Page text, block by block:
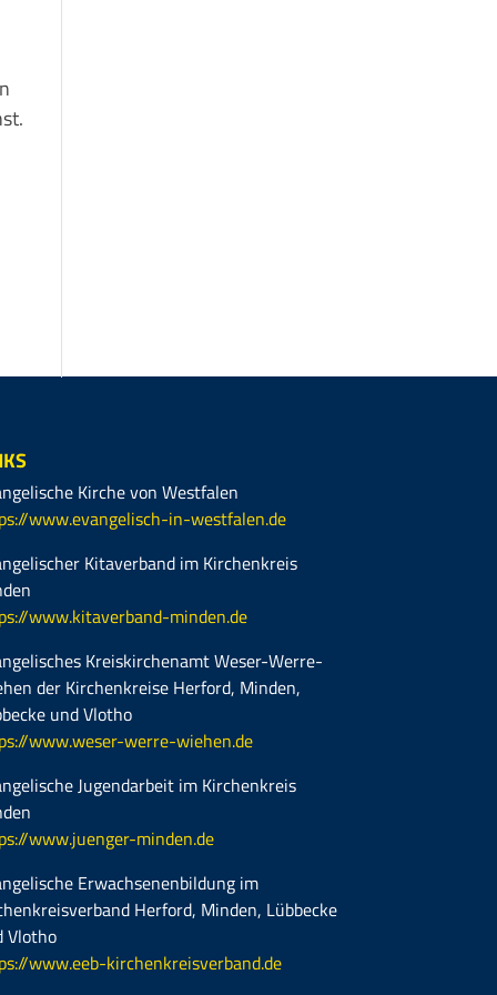
Kirche von Westfalen
www.evangelisch-in-westfalen.de
Kitaverband im Kirchenkreis
www.kitaverband-minden.de
Kreiskirchenamt Weser-Werre-
der Kirchenkreise Herford, Minden,
und Vlotho
www.weser-werre-wiehen.de
Jugendarbeit im Kirchenkreis
www.juenger-minden.de
Erwachsenenbildung im
Herford, Minden, Lübbecke
Vlotho
www.eeb-kirchenkreisverband.de